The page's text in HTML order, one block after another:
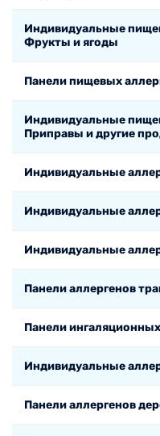
Индивидуальные
Фрукты и ягоды
Панели пищевых
Индивидуальные
Приправы и другие
Индивидуальные
Индивидуальные
Индивидуальные
Панели аллергенов
Панели
Индивидуальные
Панели аллергенов